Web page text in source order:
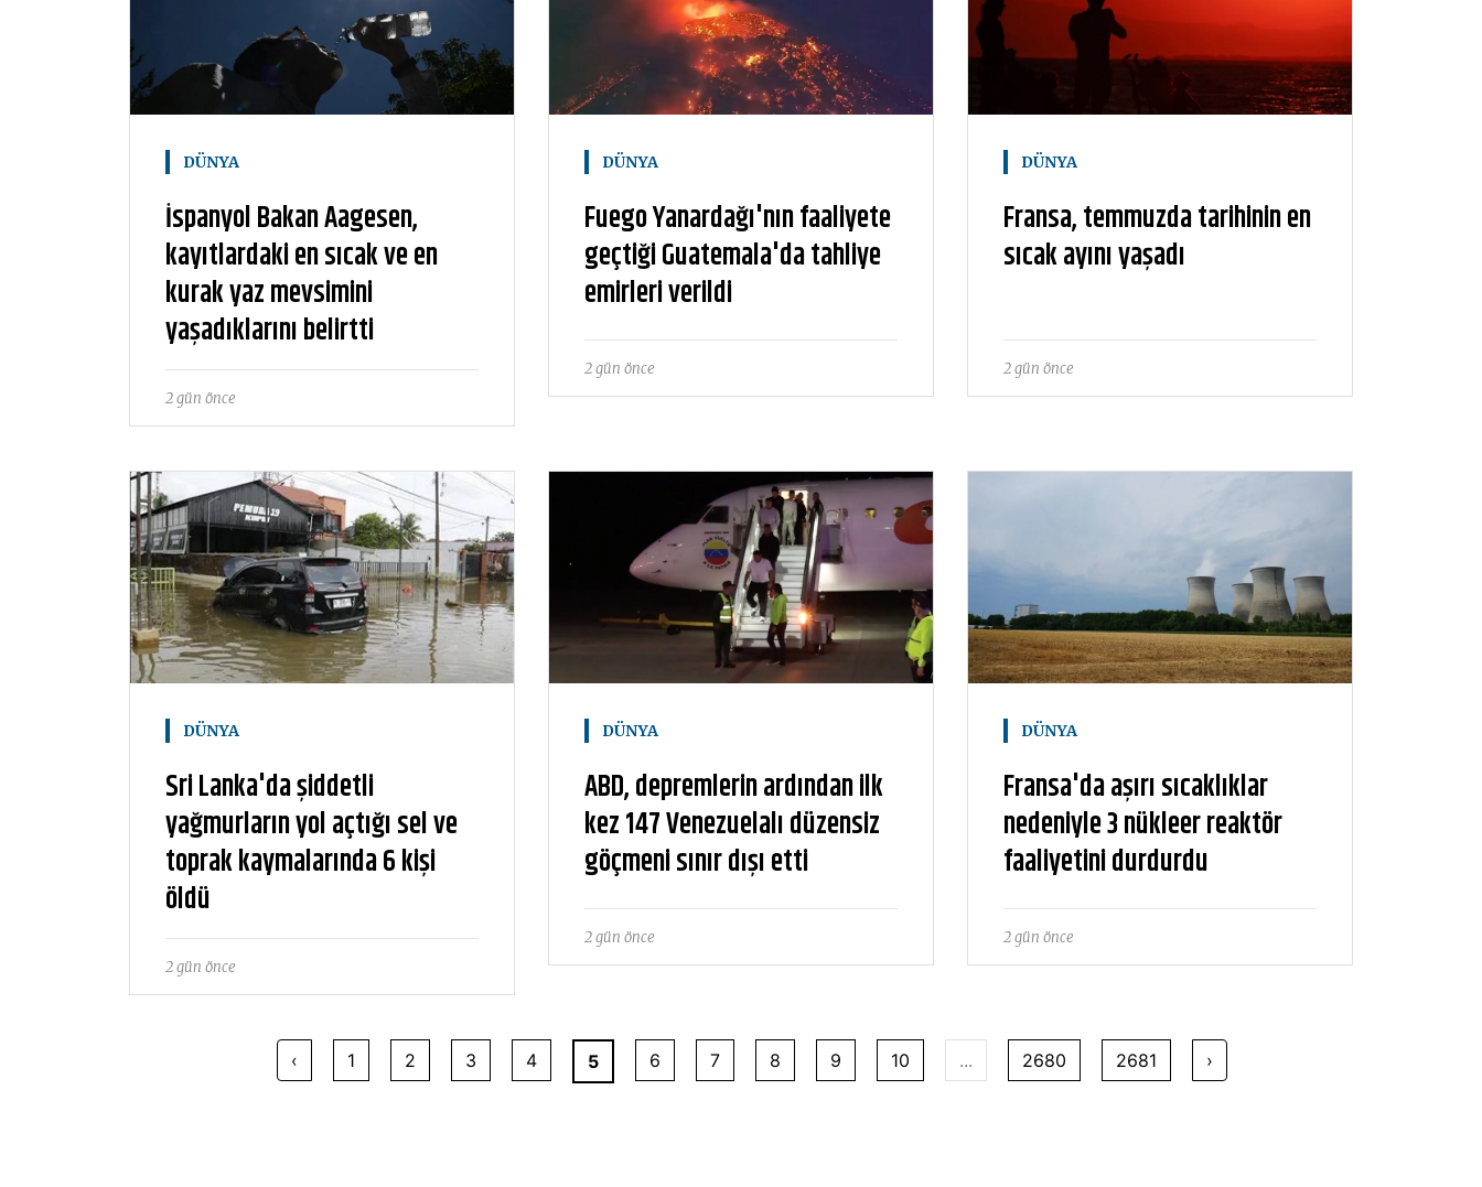
DÜNYA
İspanyol Bakan Aagesen,
kayıtlardaki en sıcak ve en
kurak yaz mevsimini
yaşadıklarını belirtti
2 gün önce
DÜNYA
Fuego Yanardağı'nın faaliyete
geçtiği Guatemala'da tahliye
emirleri verildi
2 gün önce
DÜNYA
Fransa, temmuzda tarihinin en
sıcak ayını yaşadı
2 gün önce
DÜNYA
Sri Lanka'da şiddetli
yağmurların yol açtığı sel ve
toprak kaymalarında 6 kişi
öldü
2 gün önce
DÜNYA
ABD, depremlerin ardından ilk
kez 147 Venezuelalı düzensiz
göçmeni sınır dışı etti
2 gün önce
DÜNYA
Fransa'da aşırı sıcaklıklar
nedeniyle 3 nükleer reaktör
faaliyetini durdurdu
2 gün önce
‹ 1 2 3 4 5 6 7 8 9 10 ... 2680 2681 ›